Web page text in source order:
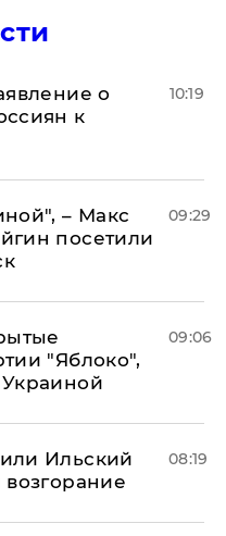
о
к
10:19
– Макс
посетили
09:29
"Яблоко",
09:06
Ильский
08:19